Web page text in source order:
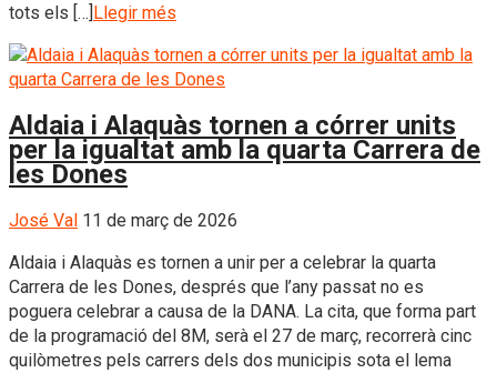
tots els […]Llegir més
Aldaia i Alaquàs tornen a córrer units
per la igualtat amb la quarta Carrera de
les Dones
José Val 11 de març de 2026
Aldaia i Alaquàs es tornen a unir per a celebrar la quarta
Carrera de les Dones, després que l’any passat no es
poguera celebrar a causa de la DANA. La cita, que forma part
de la programació del 8M, serà el 27 de març, recorrerà cinc
quilòmetres pels carrers dels dos municipis sota el lema